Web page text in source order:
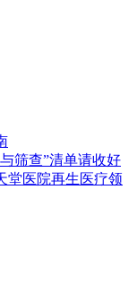
筛查”清单请收好
堂医院再生医疗领